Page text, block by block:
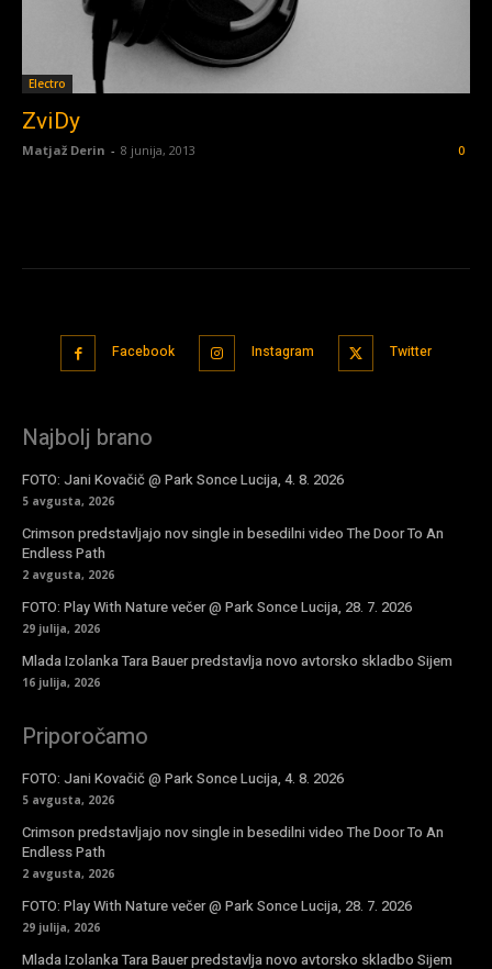
Electro
ZviDy
Matjaž Derin - 8 junija, 2013 0
Facebook Instagram Twitter
Najbolj brano
FOTO: Jani Kovačič @ Park Sonce Lucija, 4. 8. 2026
5 avgusta, 2026
Crimson predstavljajo nov single in besedilni video The Door To An
Endless Path
2 avgusta, 2026
FOTO: Play With Nature večer @ Park Sonce Lucija, 28. 7. 2026
29 julija, 2026
Mlada Izolanka Tara Bauer predstavlja novo avtorsko skladbo Sijem
16 julija, 2026
Priporočamo
FOTO: Jani Kovačič @ Park Sonce Lucija, 4. 8. 2026
5 avgusta, 2026
Crimson predstavljajo nov single in besedilni video The Door To An
Endless Path
2 avgusta, 2026
FOTO: Play With Nature večer @ Park Sonce Lucija, 28. 7. 2026
29 julija, 2026
Mlada Izolanka Tara Bauer predstavlja novo avtorsko skladbo Sijem